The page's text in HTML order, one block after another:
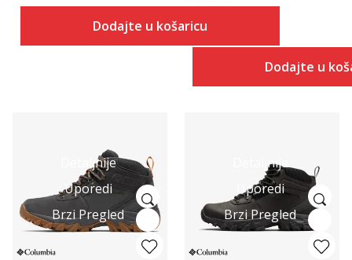
Dodajte u košaricu
Dodajte u
Detaljnije
Uporedi
Brzi Pregled
Detaljnije
Uporedi
Brzi Pregled